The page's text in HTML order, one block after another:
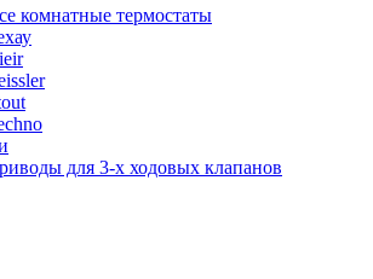
комнатные термостаты
для 3-х ходовых клапанов